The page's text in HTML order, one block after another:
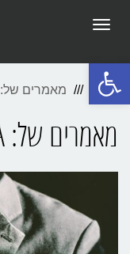
פתח סרגל נגישות
תפריט
ראשי מאמרים של: hdita
מאמרים של: HDITA